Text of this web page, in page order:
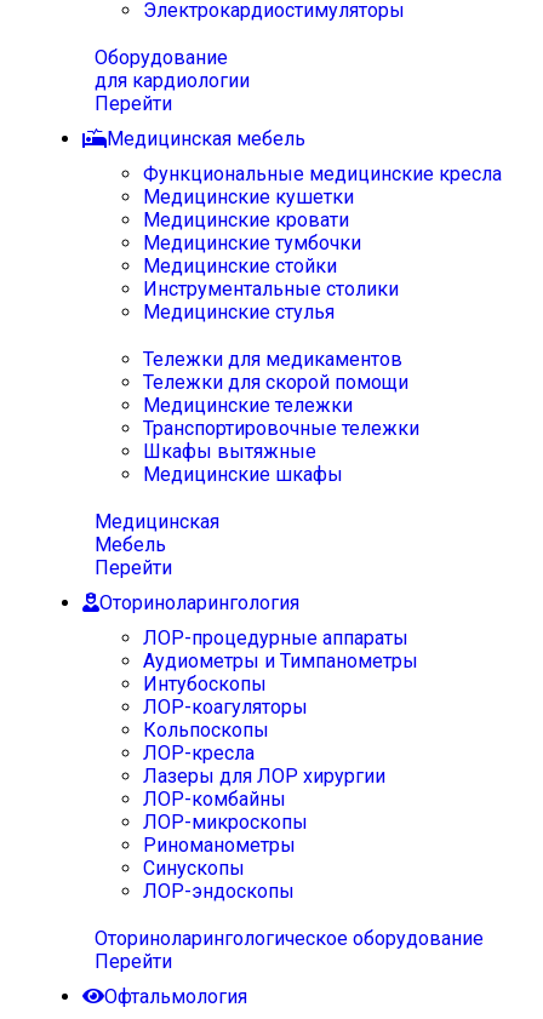
Электрокардиостимуляторы
Оборудование
для кардиологии
Перейти
Медицинская мебель
Функциональные медицинские кресла
Медицинские кушетки
Медицинские кровати
Медицинские тумбочки
Медицинские стойки
Инструментальные столики
Медицинские стулья
Тележки для медикаментов
Тележки для скорой помощи
Медицинские тележки
Транспортировочные тележки
Шкафы вытяжные
Медицинские шкафы
Медицинская
Мебель
Перейти
Оториноларингология
ЛОР-процедурные аппараты
Аудиометры и Тимпанометры
Интубоскопы
ЛОР-коагуляторы
Кольпоскопы
ЛОР-кресла
Лазеры для ЛОР хирургии
ЛОР-комбайны
ЛОР-микроскопы
Риноманометры
Синускопы
ЛОР-эндоскопы
Оториноларингологическое оборудование
Перейти
Офтальмология